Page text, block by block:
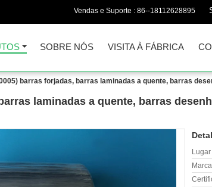
Vendas e Suporte : 86--18112628895
SOBRE NÓS VISITA À FÁBRICA
barras forjadas, barras laminadas a quente, barras
laminadas a quente, barras